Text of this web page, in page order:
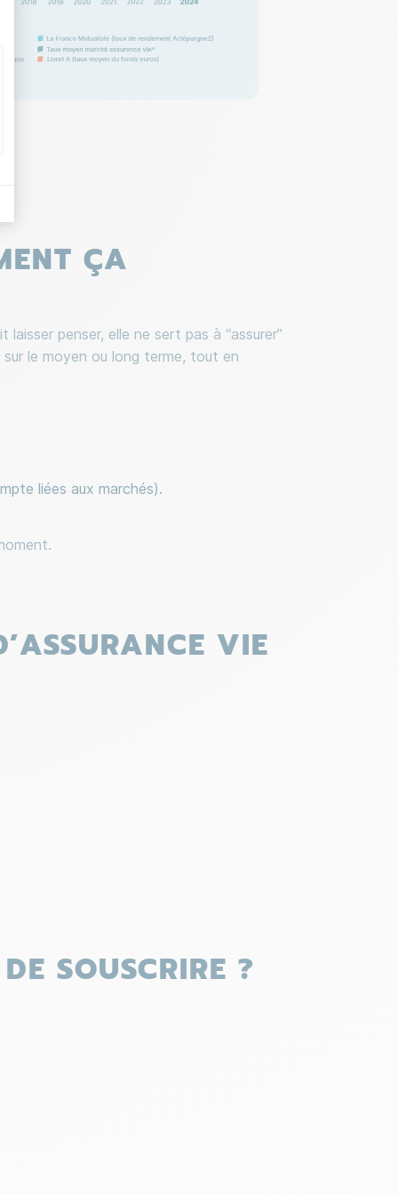
ÇA
penser, elle ne sert pas à “assurer”
le moyen ou long terme, tout en
liées aux marchés).
VIE
SOUSCRIRE ?